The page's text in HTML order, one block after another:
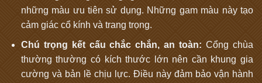
những màu ưu tiên sử dụng. Những gam màu này tạo
cảm giác cổ kính và trang trọng.
Chú trọng kết cấu chắc chắn, an toàn: Cổng chùa
thường thường có kích thước lớn nên cần khung gia
cường và bản lề chịu lực. Điều này đảm bảo vận hành